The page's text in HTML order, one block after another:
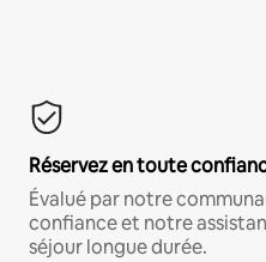
Réservez en toute
Évalué par notre
confiance et notre
séjour longue durée.